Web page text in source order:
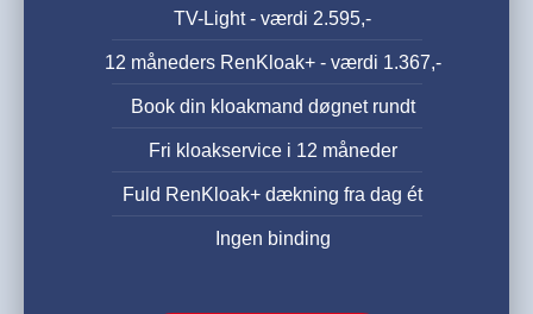
TV-Light - værdi 2.595,-
12 måneders RenKloak+ - værdi 1.367,-
Book din kloakmand døgnet rundt
Fri kloakservice i 12 måneder
Fuld RenKloak+ dækning fra dag ét
Ingen binding